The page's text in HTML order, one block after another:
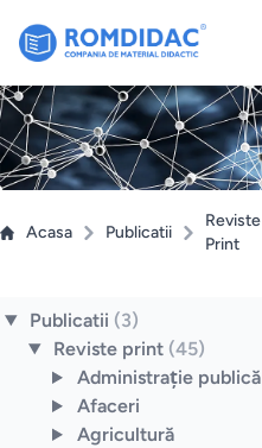
Acasa Publicatii
Reviste
Print
Publicatii (3)
Reviste print (45)
Administraţie publică
Afaceri
Agricultură